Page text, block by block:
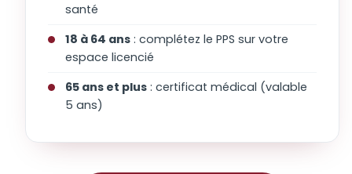
santé
18 à 64 ans: complétez le PPS sur votre
espace licencié
65 ans et plus: certificat médical (valable
5 ans)